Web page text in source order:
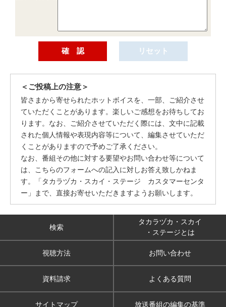
＜ご投稿上の注意＞
皆さまから寄せられたホットボイスを、一部、ご紹介させ
ていただくことがあります。楽しいご感想をお待ちしてお
ります。なお、ご紹介させていただく際には、文中に記載
された個人情報や表現内容等について、編集させていただ
くことがありますので予めご了承ください。
なお、番組その他に対する要望やお問い合わせ等について
は、こちらのフォームへの記入に対しお答え致しかねま
す。「タカラヅカ・スカイ・ステージ カスタマーセンタ
ー」まで、直接お寄せいただきますようお願いします。
検索
タカラヅカ・スカイ
・ステージとは
視聴方法 お問い合わせ
資料請求 よくある質問
サイトマップ 放送番組の編集の基準